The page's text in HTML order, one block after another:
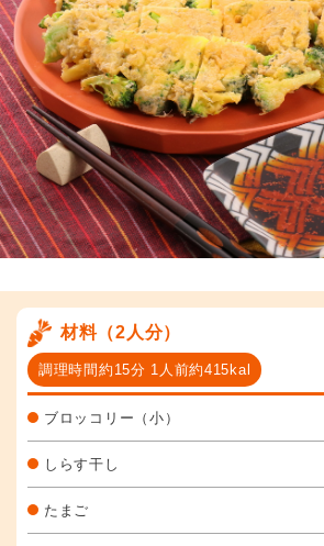
材料（2人分）
調理時間約15分 1人前約415kal
ブロッコリー（小）
しらす干し
たまご